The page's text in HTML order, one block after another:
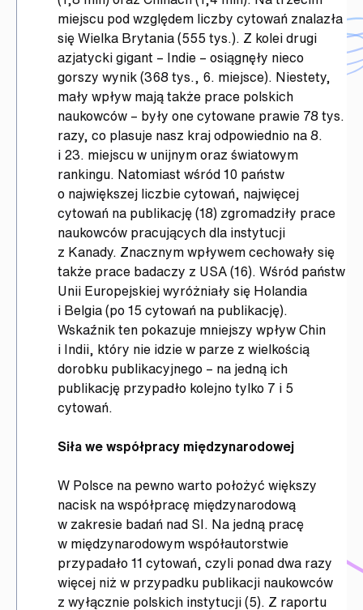
miejscu pod względem liczby cytowań znalazła
się Wielka Brytania (555 tys.). Z kolei drugi
azjatycki gigant – Indie – osiągnęły nieco
gorszy wynik (368 tys., 6. miejsce). Niestety,
mały wpływ mają także prace polskich
naukowców – były one cytowane prawie 78 tys.
razy, co plasuje nasz kraj odpowiednio na 8.
i 23. miejscu w unijnym oraz światowym
rankingu. Natomiast wśród 10 państw
o największej liczbie cytowań, najwięcej
cytowań na publikację (18) zgromadziły prace
naukowców pracujących dla instytucji
z Kanady. Znacznym wpływem cechowały się
także prace badaczy z USA (16). Wśród państw
Unii Europejskiej wyróżniały się Holandia
i Belgia (po 15 cytowań na publikację).
Wskaźnik ten pokazuje mniejszy wpływ Chin
i Indii, który nie idzie w parze z wielkością
dorobku publikacyjnego – na jedną ich
publikację przypadło kolejno tylko 7 i 5
cytowań.
Siła we współpracy międzynarodowej
W Polsce na pewno warto położyć większy
nacisk na współpracę międzynarodową
w zakresie badań nad SI. Na jedną pracę
w międzynarodowym współautorstwie
przypadało 11 cytowań, czyli ponad dwa razy
więcej niż w przypadku publikacji naukowców
z wyłącznie polskich instytucji (5). Z raportu